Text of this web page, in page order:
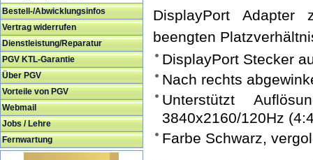
Bestell-/Abwicklungsinfos
Vertrag widerrufen
Dienstleistung/Reparatur
PGV KTL-Garantie
Über PGV
Vorteile von PGV
Webmail
Jobs / Lehre
Fernwartung
DisplayPort Adapter
beengten
DisplayPort Stecker
Nach rechts
Unterstützt
3840x2160/120Hz
Farbe Schwarz,